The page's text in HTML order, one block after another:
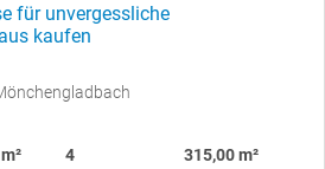
für unvergessliche
kaufen
4
315,00 m²